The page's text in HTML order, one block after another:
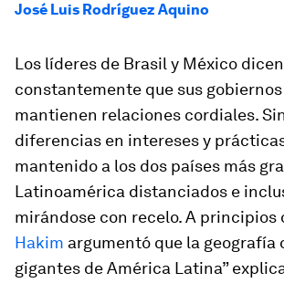
José Luis Rodríguez Aquino
Los líderes de Brasil y México dicen
constantemente que sus
mantienen relaciones cordiales.
diferencias en intereses y
mantenido a los dos países más
Latinoamérica distanciados e
mirándose con recelo. A principios
Hakim argumentó que la geografía
gigantes de América Latina”